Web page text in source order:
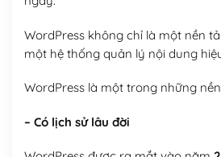
WordPress không chỉ là một nền
một hệ thống quản lý nội dung
WordPress là một trong những
– Có lịch sử lâu đời